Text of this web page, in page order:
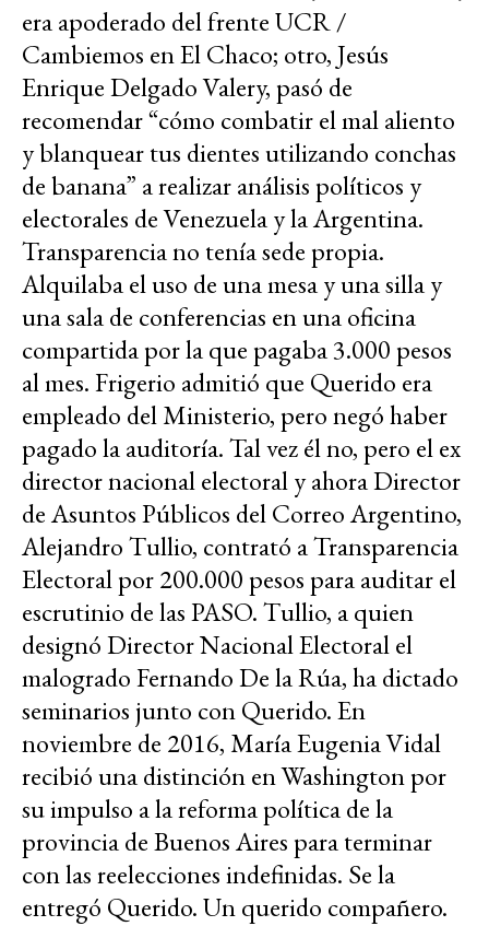
era apoderado del frente UCR /
Cambiemos en El Chaco; otro, Jesús
Enrique Delgado Valery, pasó de
recomendar “cómo combatir el mal aliento
y blanquear tus dientes utilizando conchas
de banana” a realizar análisis políticos y
electorales de Venezuela y la Argentina.
Transparencia no tenía sede propia.
Alquilaba el uso de una mesa y una silla y
una sala de conferencias en una oficina
compartida por la que pagaba 3.000 pesos
al mes. Frigerio admitió que Querido era
empleado del Ministerio, pero negó haber
pagado la auditoría. Tal vez él no, pero el ex
director nacional electoral y ahora Director
de Asuntos Públicos del Correo Argentino,
Alejandro Tullio, contrató a Transparencia
Electoral por 200.000 pesos para auditar el
escrutinio de las PASO. Tullio, a quien
designó Director Nacional Electoral el
malogrado Fernando De la Rúa, ha dictado
seminarios junto con Querido. En
noviembre de 2016, María Eugenia Vidal
recibió una distinción en Washington por
su impulso a la reforma política de la
provincia de Buenos Aires para terminar
con las reelecciones indefinidas. Se la
entregó Querido. Un querido compañero.